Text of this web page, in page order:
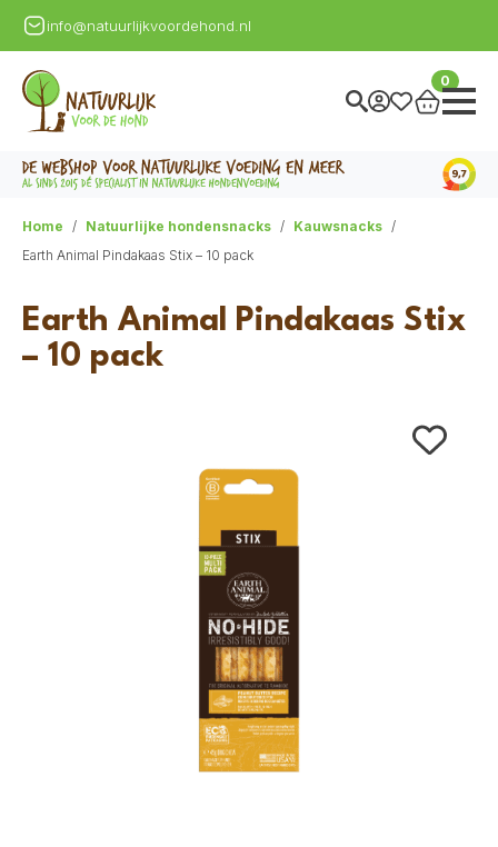
info@natuurlijkvoordehond.nl
0
Home Natuurlijke hondensnacks
Kauwsnacks
Earth Animal Pindakaas Stix – 10 pack
Earth Animal Pindakaas Stix
– 10 pack